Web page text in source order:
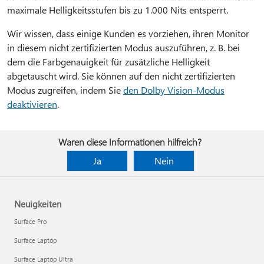
maximale Helligkeitsstufen bis zu 1.000 Nits entsperrt.
Wir wissen, dass einige Kunden es vorziehen, ihren Monitor
in diesem nicht zertifizierten Modus auszuführen, z. B. bei
dem die Farbgenauigkeit für zusätzliche Helligkeit
abgetauscht wird. Sie können auf den nicht zertifizierten
Modus zugreifen, indem Sieden Dolby Vision-Modus
deaktivieren.
Waren diese Informationen hilfreich?
Ja
Nein
Neuigkeiten
Surface Pro
Surface Laptop
Surface Laptop Ultra